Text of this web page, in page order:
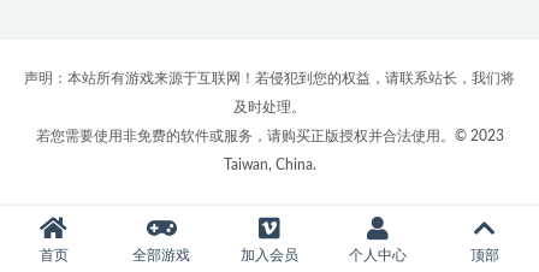
声明：本站所有游戏来源于互联网！若侵犯到您的权益，请联系站长，我们将
及时处理。
若您需要使用非免费的软件或服务，请购买正版授权并合法使用。© 2023
Taiwan, China.
首页 全部游戏 加入会员 个人中心 顶部